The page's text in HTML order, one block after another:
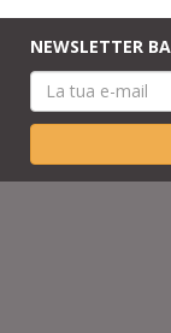
NEWSLETTER